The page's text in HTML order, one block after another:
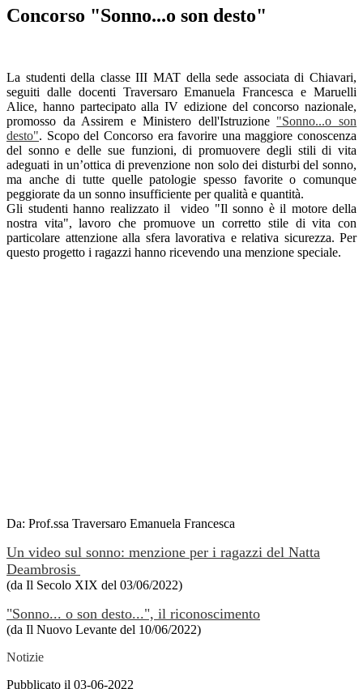
Concorso "Sonno...o son desto"
La studenti della classe III MAT della sede associata di Chiavari,
seguiti dalle docenti Traversaro Emanuela Francesca e Maruelli
Alice, hanno partecipato alla IV edizione del concorso nazionale,
promosso da Assirem e Ministero dell'Istruzione "Sonno...o son
desto". Scopo del Concorso era favorire una maggiore conoscenza
del sonno e delle sue funzioni, di promuovere degli stili di vita
adeguati in un’ottica di prevenzione non solo dei disturbi del sonno,
ma anche di tutte quellepatologie spesso favorite o comunque
peggiorate da un sonno insufficiente per qualità e quantità.
Gli studenti hanno realizzato il video "Il sonno è il motore della
nostra vita", lavoro che promuove un corretto stile di vita con
particolare attenzione alla sfera lavorativa e relativa sicurezza. Per
questo progetto i ragazzi hanno ricevendo una menzione speciale.
Da: Prof.ssa Traversaro Emanuela Francesca
Un video sul sonno: menzione per i ragazzi del Natta
Deambrosis
(da Il Secolo XIX del 03/06/2022)
"Sonno... o son desto...", il riconoscimento
(da Il Nuovo Levante del 10/06/2022)
Notizie
Pubblicato il 03-06-2022